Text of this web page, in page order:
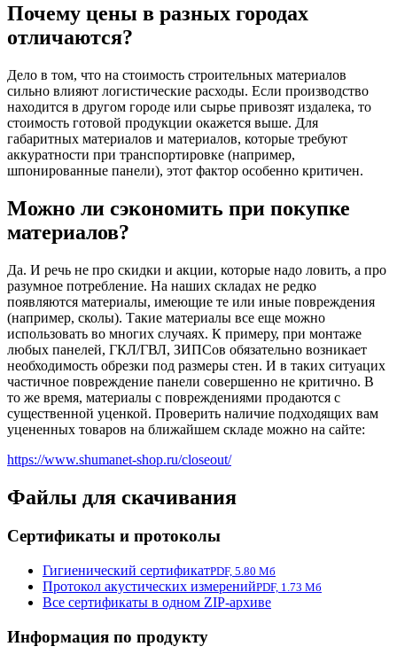
Почему цены в разных городах
отличаются?
Дело в том, что на стоимость строительных материалов
сильно влияют логистические расходы. Если производство
находится в другом городе или сырье привозят издалека, то
стоимость готовой продукции окажется выше. Для
габаритных материалов и материалов, которые требуют
аккуратности при транспортировке (например,
шпонированные панели), этот фактор особенно критичен.
Можно ли сэкономить при покупке
материалов?
Да. И речь не про скидки и акции, которые надо ловить, а про
разумное потребление. На наших складах не редко
появляются материалы, имеющие те или иные повреждения
(например, сколы). Такие материалы все еще можно
использовать во многих случаях. К примеру, при монтаже
любых панелей, ГКЛ/ГВЛ, ЗИПСов обязательно возникает
необходимость обрезки под размеры стен. И в таких ситуацих
частичное повреждение панели совершенно не критично. В
то же время, материалы с повреждениями продаются с
существенной уценкой. Проверить наличие подходящих вам
уцененных товаров на ближайшем складе можно на сайте:
https://www.shumanet-shop.ru/closeout/
Файлы для скачивания
Сертификаты и протоколы
Гигиенический сертификатPDF, 5.80 Мб
Протокол акустических измеренийPDF, 1.73 Мб
Все сертификаты в одном ZIP-архиве
Информация по продукту